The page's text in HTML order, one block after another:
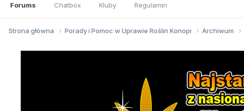
Forums Chatbox Kluby Regulamin
Strona główna Porady i Pomoc w Uprawie Roślin Konopi Archiwum